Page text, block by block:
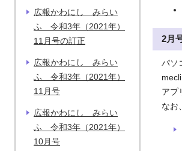
2月
パソ
アプ
なお
広報かわにし みらい
ふ 令和3年（2021年）
11月号の訂正
広報かわにし みらい
ふ 令和3年（2021年）
11月号
広報かわにし みらい
ふ 令和3年（2021年）
10月号